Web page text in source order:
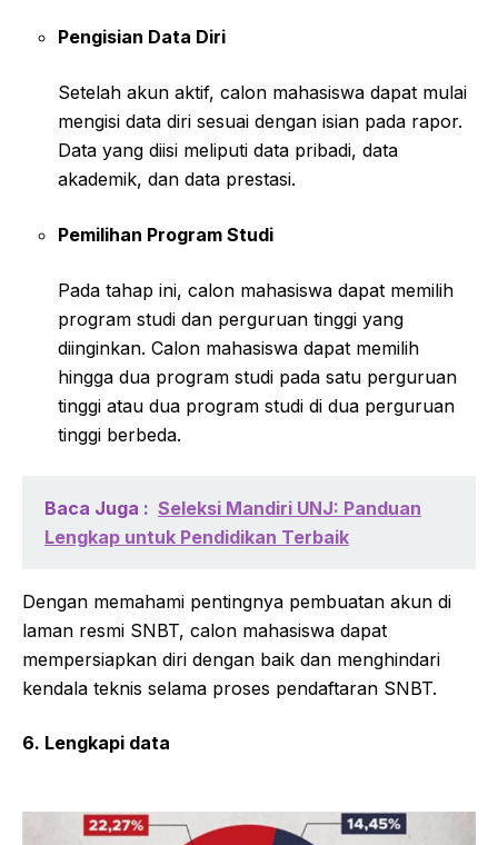
Pengisian Data Diri
Setelah akun aktif, calon mahasiswa dapat mulai
mengisi data diri sesuai dengan isian pada rapor.
Data yang diisi meliputi data pribadi, data
akademik, dan data prestasi.
Pemilihan Program Studi
Pada tahap ini, calon mahasiswa dapat memilih
program studi dan perguruan tinggi yang
diinginkan. Calon mahasiswa dapat memilih
hingga dua program studi pada satu perguruan
tinggi atau dua program studi di dua perguruan
tinggi berbeda.
Baca Juga : Seleksi Mandiri UNJ: Panduan
Lengkap untuk Pendidikan Terbaik
Dengan memahami pentingnya pembuatan akun di
laman resmi SNBT, calon mahasiswa dapat
mempersiapkan diri dengan baik dan menghindari
kendala teknis selama proses pendaftaran SNBT.
6. Lengkapi data